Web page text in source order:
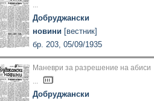
...
Добруджански
новини [вестник]
бр. 203, 05/09/1935
Маневри за разрешение на абиси
...
Добруджански